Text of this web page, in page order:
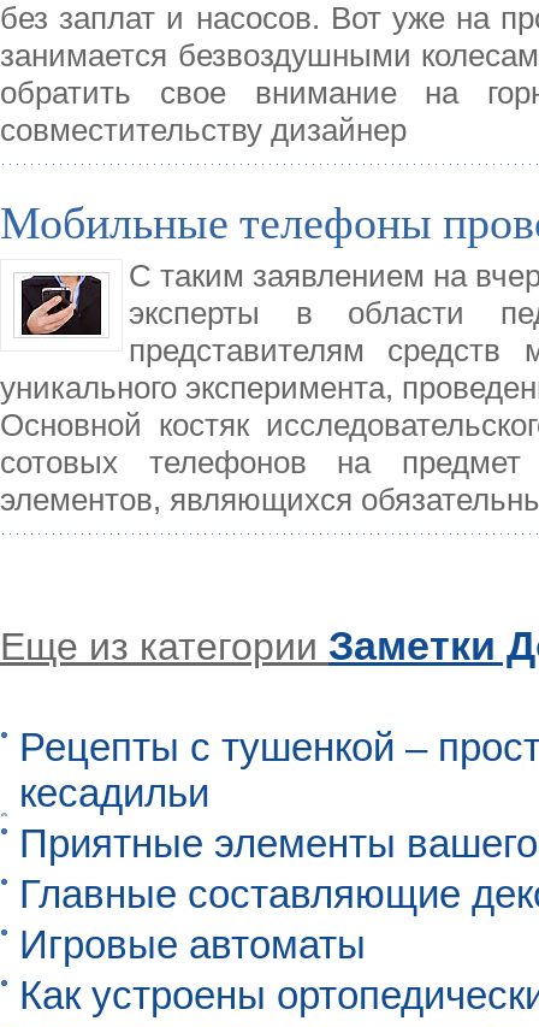
без заплат и насосов. Вот уже на
занимается безвоздушными
обратить свое внимание на
совместительству дизайнер
Мобильные телефоны
С таким заявлением на
эксперты в области
представителям средств
уникального эксперимента,
Основной костяк
сотовых телефонов на предмет
элементов, являющихся
Еще из категории Заметки
Рецепты с тушенкой –
кесадильи
Приятные элементы
Главные составляющие
Игровые автоматы
Как устроены